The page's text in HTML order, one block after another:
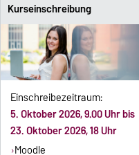
Kurseinschreibung
Einschreibezeitraum:
5. Oktober 2026, 9.00 Uhr bis
23. Oktober 2026, 18 Uhr
Moodle